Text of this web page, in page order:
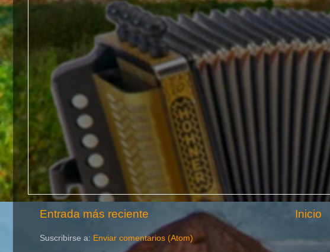
Entrada más reciente Inicio
Suscribirse a: Enviar comentarios (Atom)